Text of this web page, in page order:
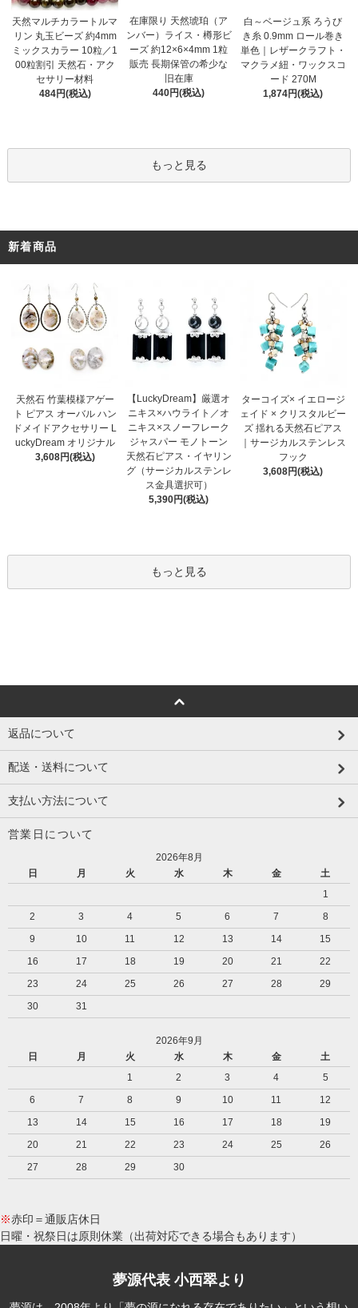
天然マルチカラートルマ
リン 丸玉ビーズ 約4mm
ミックスカラー 10粒／1
00粒割引 天然石・アク
セサリー材料
484円(税込)
在庫限り 天然琥珀（ア
ンバー）ライス・樽形ビ
ーズ 約12×6×4mm 1粒
販売 長期保管の希少な
旧在庫
440円(税込)
白～ベージュ系 ろうび
き糸 0.9mm ロール巻き
単色｜レザークラフト・
マクラメ紐・ワックスコ
ード 270M
1,874円(税込)
もっと見る
新着商品
天然石 竹葉模様アゲー
ト ピアス オーバル ハン
ドメイドアクセサリー L
uckyDream オリジナル
3,608円(税込)
【LuckyDream】厳選オ
ニキス×ハウライト／オ
ニキス×スノーフレーク
ジャスパー モノトーン
天然石ピアス・イヤリン
グ（サージカルステンレ
ス金具選択可）
5,390円(税込)
ターコイズ× イエロージ
ェイド × クリスタルビー
ズ 揺れる天然石ピアス
｜サージカルステンレス
フック
3,608円(税込)
もっと見る
返品について
配送・送料について
支払い方法について
営業日について
2026年8月
日
月 火 水 木 金
土
1
2
3 4 5 6 7
8
9
10 11 12 13 14
15
16
17 18 19 20 21
22
23
24 25 26 27 28
29
30
31
2026年9月
日
月 火 水 木 金
土
1
2 3 4
5
6
7 8 9 10 11
12
13
14 15 16 17 18
19
20
21 22 23 24 25
26
27
28 29 30
※赤印＝通販店休日
日曜・祝祭日は原則休業（出荷対応できる場合もあります）
夢源代表 小西翠より